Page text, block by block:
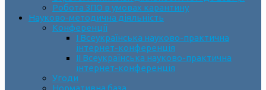
Робота ЗПО в умовах карантину
Науково-методична діяльність
Конференції
І Всеукраїнська науково-практична
інтернет-конференція
ІІ Всеукраїнська науково-практична
інтернет-конференція
Угоди
Нормативна база